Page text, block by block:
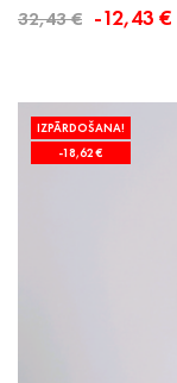
32,43 € -12,43 €
IZPĀRDOŠANA!
-18,62 €